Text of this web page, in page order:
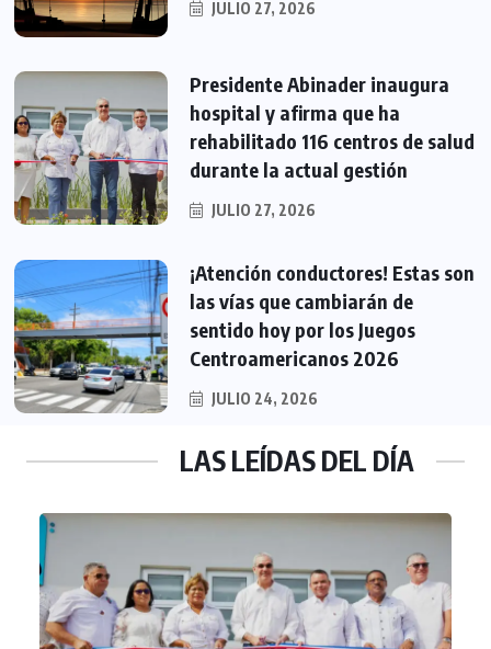
JULIO 27, 2026
Presidente Abinader inaugura
hospital y afirma que ha
rehabilitado 116 centros de salud
durante la actual gestión
JULIO 27, 2026
¡Atención conductores! Estas son
las vías que cambiarán de
sentido hoy por los Juegos
Centroamericanos 2026
JULIO 24, 2026
LAS LEÍDAS DEL DÍA